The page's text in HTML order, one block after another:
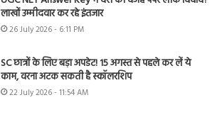
लाखों उम्मीदवार कर रहे इंतजार
26 July 2026 - 6:11 PM
SC छात्रों के लिए बड़ा अपडेट! 15 अगस्त से पहले कर लें ये
काम, वरना अटक सकती है स्कॉलरशिप
22 July 2026 - 11:54 AM